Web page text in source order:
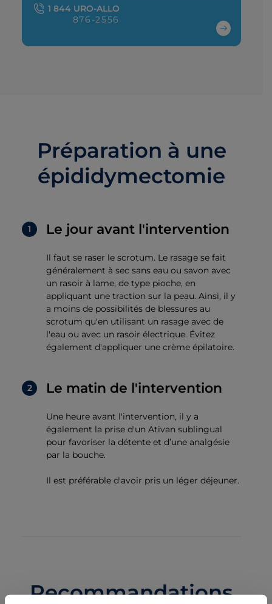
1 844 URO-ALLO
876-2556
Préparation à une
épididymectomie
Le jour avant l'intervention
Il faut se raser le scrotum. Le rasage se fait
généralement à sec sans eau ou savon avec
un rasoir à lame, de type pioche, en
appliquant une traction sur la peau. Ainsi, il y
a moins de possibilités de blessures au
scrotum qu'en utilisant un rasage avec de
l'eau ou avec un rasoir électrique. Évitez
également d'appliquer une crème épilatoire.
Le matin de l'intervention
Une heure avant l'intervention, il y a
également la prise d'un Ativan sublingual
pour favoriser la détente et d’une analgésie
par la bouche.
Il est préférable d'avoir pris un léger déjeuner.
Recommandations